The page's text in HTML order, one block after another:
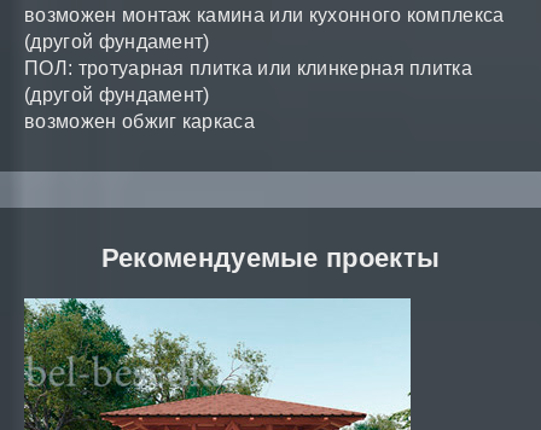
возможен монтаж камина или кухонного комплекса
(другой фундамент)
ПОЛ: тротуарная плитка или клинкерная плитка
(другой фундамент)
возможен обжиг каркаса
Рекомендуемые проекты